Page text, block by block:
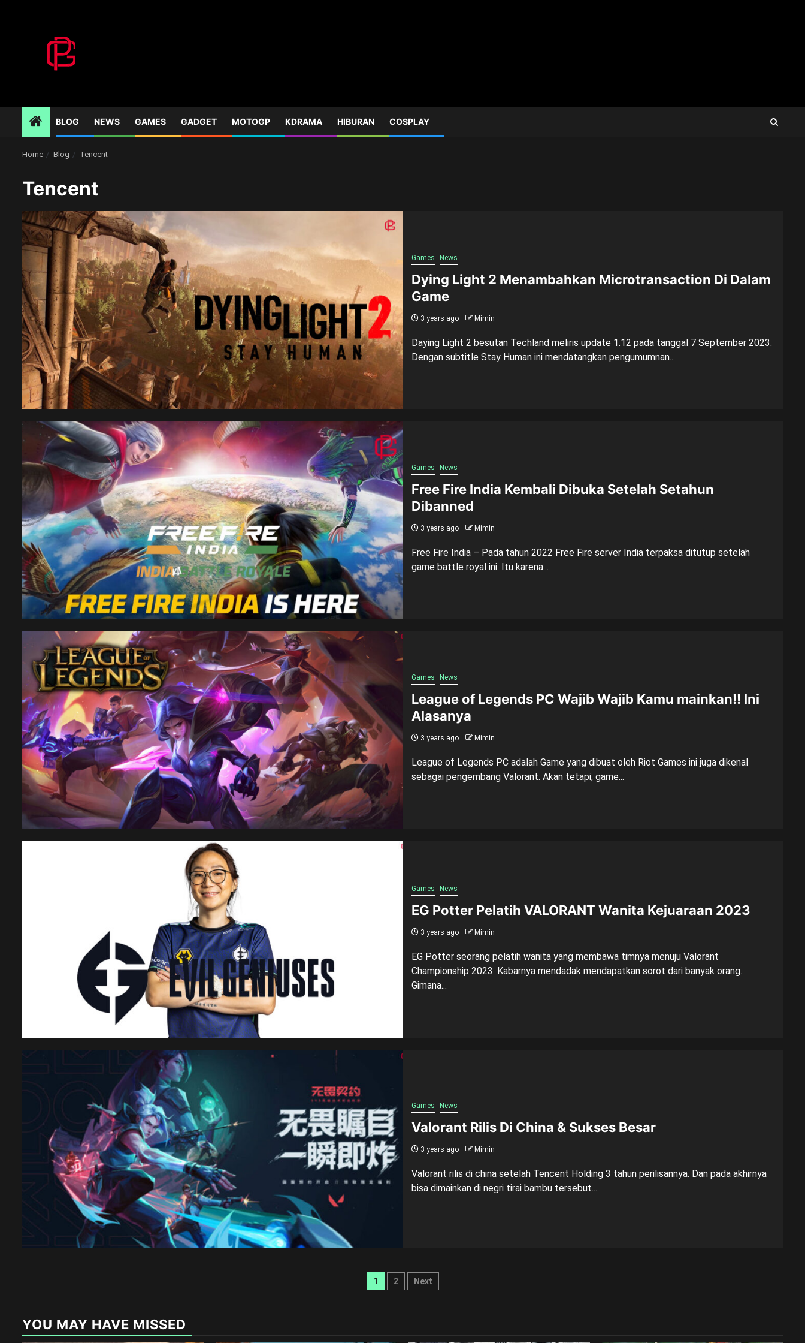
BLOG NEWS GAMES GADGET MOTOGP KDRAMA HIBURAN COSPLAY
Home Blog Tencent
Tencent
Games News
Dying Light 2 Menambahkan Microtransaction Di Dalam
Game
3 years ago Mimin
Daying Light 2 besutan Techland meliris update 1.12 pada tanggal 7 September 2023.
Dengan subtitle Stay Human ini mendatangkan pengumumnan...
Games News
Free Fire India Kembali Dibuka Setelah Setahun
Dibanned
3 years ago Mimin
Free Fire India – Pada tahun 2022 Free Fire server India terpaksa ditutup setelah
game battle royal ini. Itu karena...
Games News
League of Legends PC Wajib Wajib Kamu mainkan!! Ini
Alasanya
3 years ago Mimin
League of Legends PC adalah Game yang dibuat oleh Riot Games ini juga dikenal
sebagai pengembang Valorant. Akan tetapi, game...
Games News
EG Potter Pelatih VALORANT Wanita Kejuaraan 2023
3 years ago Mimin
EG Potter seorang pelatih wanita yang membawa timnya menuju Valorant
Championship 2023. Kabarnya mendadak mendapatkan sorot dari banyak orang.
Gimana...
Games News
Valorant Rilis Di China & Sukses Besar
3 years ago Mimin
Valorant rilis di china setelah Tencent Holding 3 tahun perilisannya. Dan pada akhirnya
bisa dimainkan di negri tirai bambu tersebut....
Posts
1 2 Next
YOU MAY HAVE MISSED